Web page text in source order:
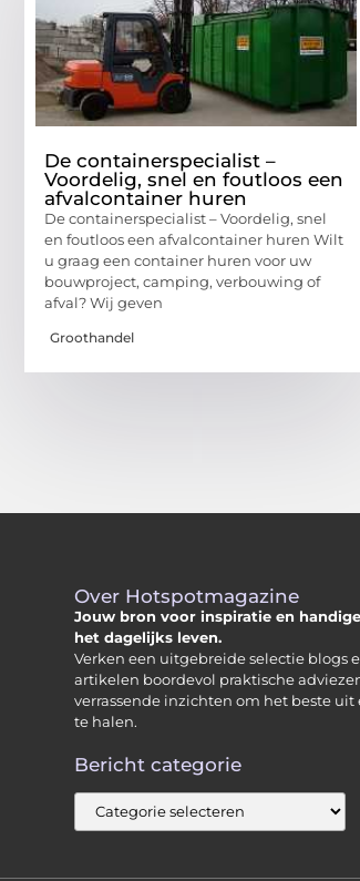
De containerspecialist –
Voordelig, snel en foutloos een
afvalcontainer huren
De containerspecialist – Voordelig, snel
en foutloos een afvalcontainer huren Wilt
u graag een container huren voor uw
bouwproject, camping, verbouwing of
afval? Wij geven
Groothandel
Over Hotspotmagazine
Jouw bron voor inspiratie en
het dagelijks leven.
Verken een uitgebreide selectie blogs
artikelen boordevol praktische
verrassende inzichten om het beste uit
te halen.
Bericht categorie